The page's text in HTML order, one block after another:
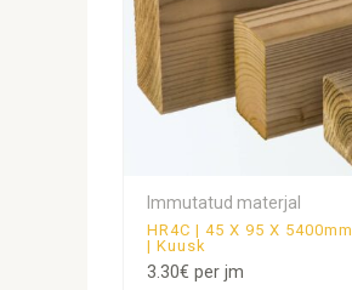
Immutatud materjal
HR4C | 45 X 95 X 5400mm
| Kuusk
3.30€ per jm